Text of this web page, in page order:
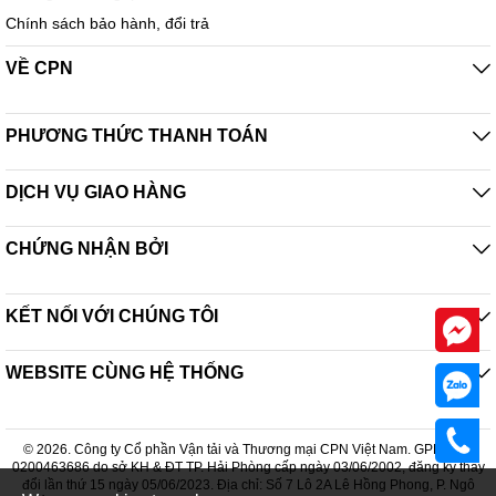
Chính sách bảo hành, đổi trả
VỀ CPN
PHƯƠNG THỨC THANH TOÁN
DỊCH VỤ GIAO HÀNG
CHỨNG NHẬN BỞI
KẾT NỐI VỚI CHÚNG TÔI
WEBSITE CÙNG HỆ THỐNG
© 2026. Công ty Cổ phần Vận tải và Thương mại CPN Việt Nam. GPDKKD:
0200463686 do sở KH & ĐT TP. Hải Phòng cấp ngày 03/06/2002, đăng ký thay
đổi lần thứ 15 ngày 05/06/2023. Địa chỉ: Số 7 Lô 2A Lê Hồng Phong, P. Ngô